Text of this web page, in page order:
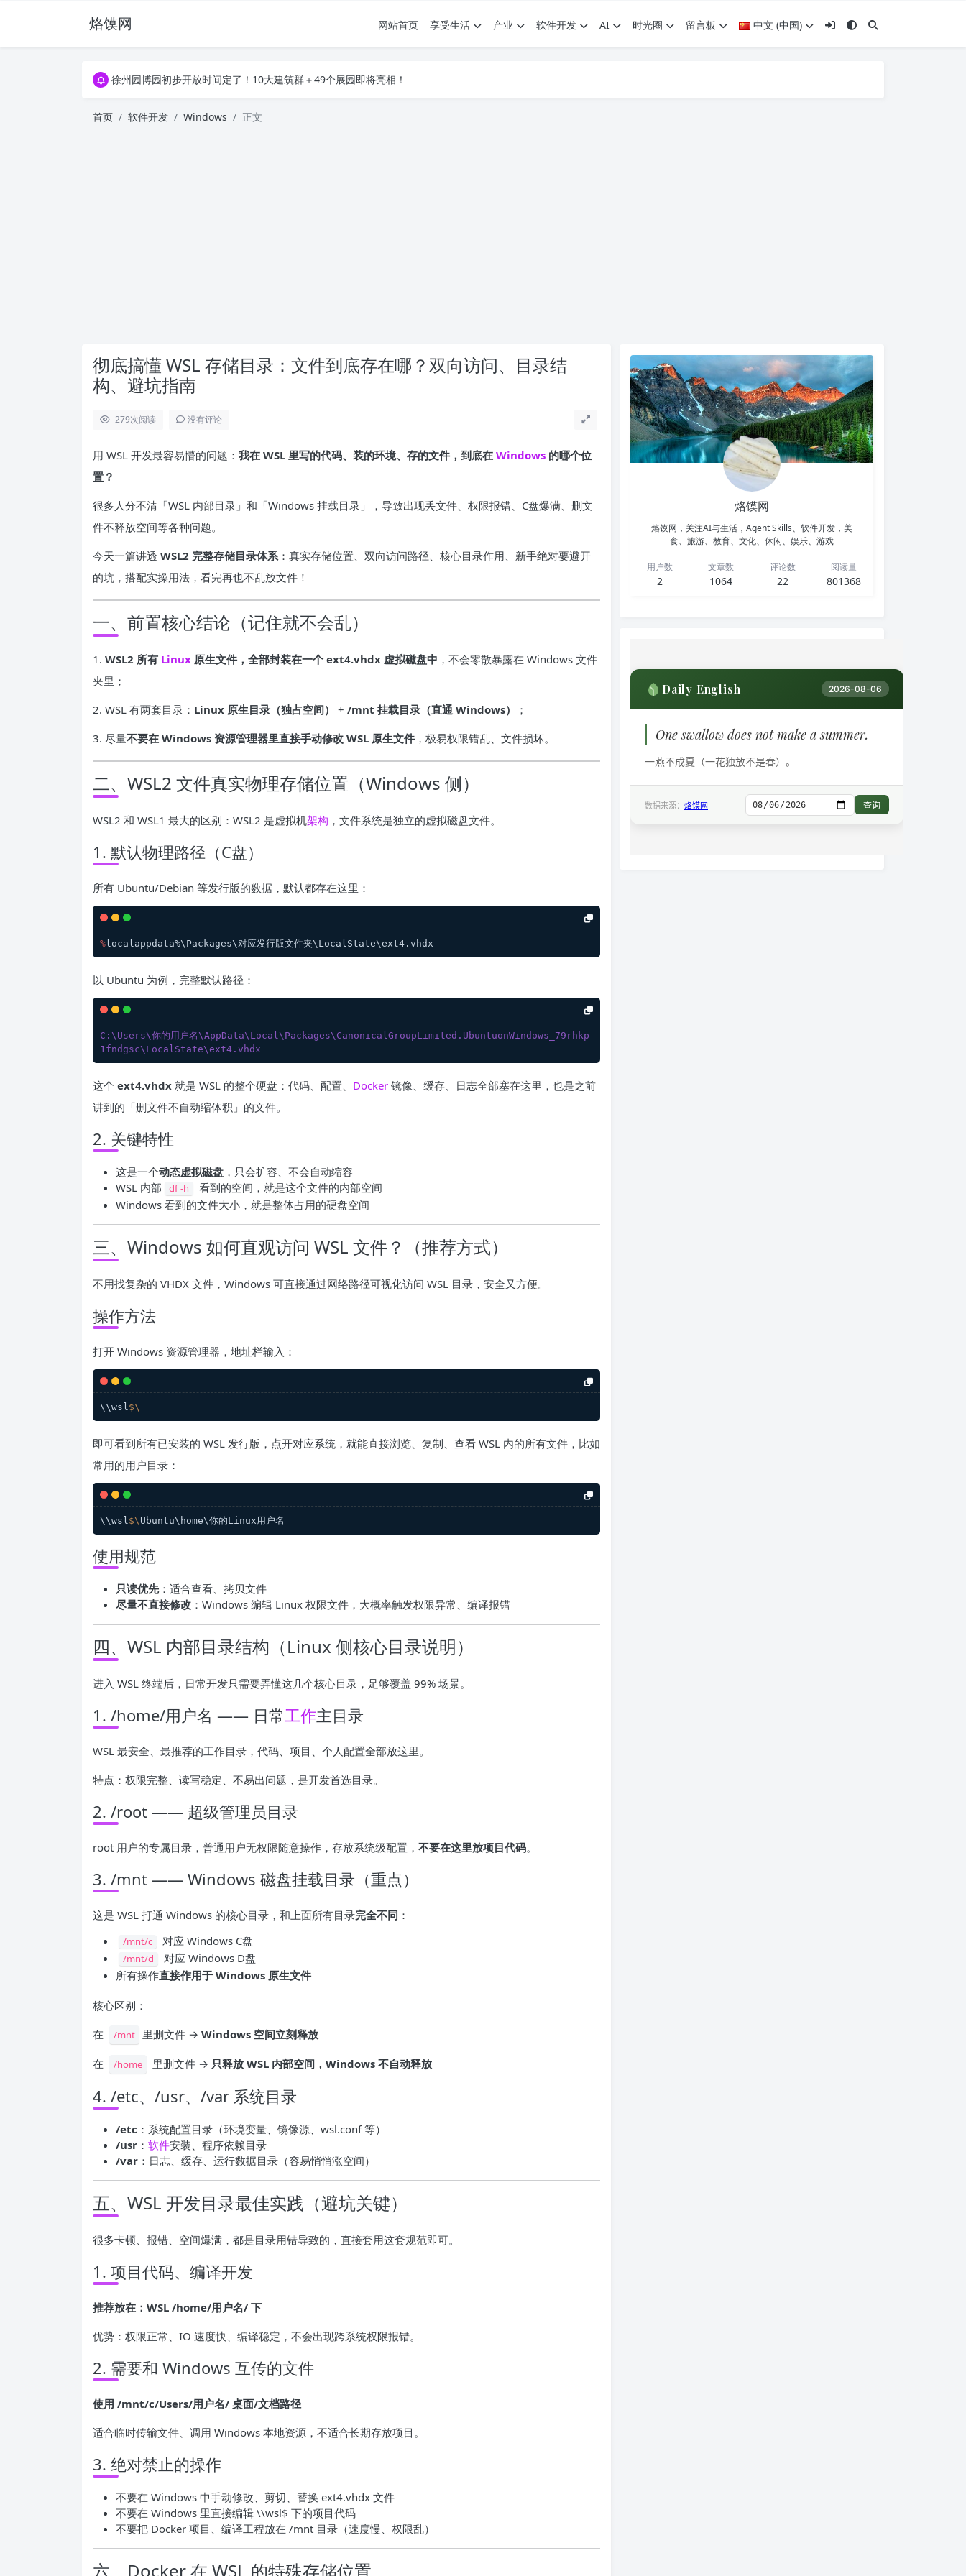
烙馍网 网站首页 享受生活 产业 软件开发 AI 时光圈 留言板
中文 (中国)
16796个OpenClaw Skills合集下载｜总2.7G，压缩后仅738M，覆盖全场景技能
16796个OpenClaw Skills合集下载｜总2.7G，压缩后仅738M，覆盖全场景技能
首页
软件开发 Windows 正文
彻底搞懂 WSL 存储目录：文件到底存在哪？双向访问、目录结
构、避坑指南
279次阅读 没有评论
用 WSL 开发最容易懵的问题： 我在 WSL 里写的代码、装的环境、存的文件，到底在 Windows 的哪个位
置？
很多人分不清「WSL 内部目录」和「Windows 挂载目录」，导致出现丢文件、权限报错、C盘爆满、删文
件不释放空间等各种问题。
今天一篇讲透 WSL2 完整存储目录体系：真实存储位置、双向访问路径、核心目录作用、新手绝对要避开
的坑，搭配实操用法，看完再也不乱放文件！
一、前置核心结论（记住就不会乱）
1. WSL2 所有 Linux 原生文件，全部封装在一个 ext4.vhdx 虚拟磁盘中 ，不会零散暴露在 Windows 文件
夹里；
2. WSL 有两套目录： Linux 原生目录（独占空间） + /mnt 挂载目录（直通 Windows）
；
3. 尽量不要在 Windows 资源管理器里直接手动修改 WSL 原生文件 ，极易权限错乱、文件损坏。
二、WSL2 文件真实物理存储位置（Windows 侧）
WSL2 和 WSL1 最大的区别：WSL2 是虚拟机架构 ，文件系统是独立的虚拟磁盘文件。
1. 默认物理路径（C盘）
所有 Ubuntu/Debian 等发行版的数据，默认都存在这里：
% localappdata%\Packages\对应发行版文件夹\LocalState\ext4.vhdx
以 Ubuntu 为例，完整默认路径：
C:\Users\你的用户名\AppData\Local\Packages\CanonicalGroupLimited.UbuntuonWindows_79rhkp
1fndgsc\LocalState\ext4.vhdx
这个 ext4.vhdx 就是 WSL 的整个硬盘：代码、配置、 Docker 镜像、缓存、日志全部塞在这里，也是之前
讲到的「删文件不自动缩体积」的文件。
2. 关键特性
这是一个动态虚拟磁盘 ，只会扩容、不会自动缩容
WSL 内部
df -h
看到的空间，就是这个文件的内部空间
Windows 看到的文件大小，就是整体占用的硬盘空间
三、Windows 如何直观访问 WSL 文件？（推荐方式）
不用找复杂的 VHDX 文件，Windows 可直接通过网络路径可视化访问 WSL 目录，安全又方便。
操作方法
打开 Windows 资源管理器，地址栏输入：
\\wsl$\
即可看到所有已安装的 WSL 发行版，点开对应系统，就能直接浏览、复制、查看 WSL 内的所有文件，比如
常用的用户目录：
\\wsl$\ Ubuntu\home\你的Linux用户名
使用规范
只读优先：适合查看、拷贝文件
尽量不直接修改 ：Windows 编辑 Linux 权限文件，大概率触发权限异常、编译报错
四、WSL 内部目录结构（Linux 侧核心目录说明）
进入 WSL 终端后，日常开发只需要弄懂这几个核心目录，足够覆盖 99% 场景。
1. /home/用户名 —— 日常工作主目录
WSL 最安全、最推荐的工作目录，代码、项目、个人配置全部放这里。
特点：权限完整、读写稳定、不易出问题，是开发首选目录。
2. /root —— 超级管理员目录
root 用户的专属目录，普通用户无权限随意操作，存放系统级配置， 不要在这里放项目代码。
3. /mnt —— Windows 磁盘挂载目录（重点）
这是 WSL 打通 Windows 的核心目录，和上面所有目录完全不同 ：
/mnt/c 对应 Windows C盘
/mnt/d
对应 Windows D盘
所有操作直接作用于 Windows 原生文件
核心区别：
在
/mnt 里删文件 → Windows 空间立刻释放
在 /home 里删文件 → 只释放 WSL 内部空间，Windows 不自动释放
4. /etc、/usr、/var 系统目录
/etc ：系统配置目录（环境变量、镜像源、wsl.conf 等）
/usr ： 软件安装、程序依赖目录
/var ：日志、缓存、运行数据目录（容易悄悄涨空间）
五、WSL 开发目录最佳实践（避坑关键）
很多卡顿、报错、空间爆满，都是目录用错导致的，直接套用这套规范即可。
1. 项目代码、编译开发
推荐放在：WSL /home/用户名/ 下
优势：权限正常、IO 速度快、编译稳定，不会出现跨系统权限报错。
2. 需要和 Windows 互传的文件
使用 /mnt/c/Users/用户名/ 桌面/文档路径
适合临时传输文件、调用 Windows 本地资源，不适合长期存放项目。
3. 绝对禁止的操作
不要在 Windows 中手动修改、剪切、替换 ext4.vhdx 文件
不要在 Windows 里直接编辑 \\wsl$ 下的项目代码
不要把 Docker 项目、编译工程放在 /mnt 目录（速度慢、权限乱）
六、Docker 在 WSL 的特殊存储位置
烙馍网
烙馍网，关注AI与生活，Agent Skills、软件开发，美
食、旅游、教育、文化、休闲、娱乐、游戏
用户数
2
文章数
1064
评论数
22
阅读量
801368